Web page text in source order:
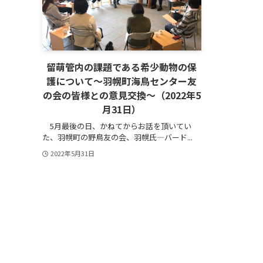
留萌管内の課題である希少動物の保
護について～羽幌町海鳥センター友
の会の皆様との意見交換～（2022年5
月31日）
5月最後の日、かねてからお話を頂いてい
た、羽幌町の野鳥友の会、羽幌氏―バード...
2022年5月31日